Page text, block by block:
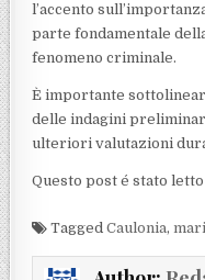
l’accento
parte fondamentale
fenomeno criminale.
È importante
delle indagini
ulteriori valutazioni
Questo post é stato
TaggedCaulonia,